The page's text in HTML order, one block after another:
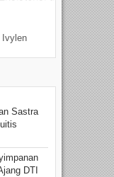
Ivylen
Sastra
DTI